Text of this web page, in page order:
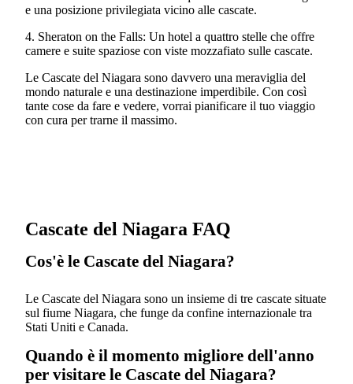
e una posizione privilegiata vicino alle cascate.
4. Sheraton on the Falls: Un hotel a quattro stelle che offre
camere e suite spaziose con viste mozzafiato sulle cascate.
Le Cascate del Niagara sono davvero una meraviglia del
mondo naturale e una destinazione imperdibile. Con così
tante cose da fare e vedere, vorrai pianificare il tuo viaggio
con cura per trarne il massimo.
Cascate del Niagara FAQ
Cos'è le Cascate del Niagara?
Le Cascate del Niagara sono un insieme di tre cascate situate
sul fiume Niagara, che funge da confine internazionale tra
Stati Uniti e Canada.
Quando è il momento migliore dell'anno
per visitare le Cascate del Niagara?